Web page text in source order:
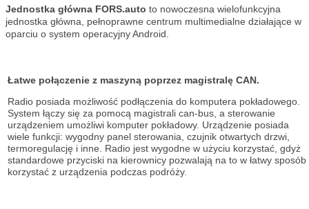
Jednostka główna FORS.auto to nowoczesna wielofunkcyjna
jednostka główna, pełnoprawne centrum multimedialne działające w
oparciu o system operacyjny Android.
Łatwe połączenie z maszyną poprzez magistralę CAN.
Radio posiada możliwość podłączenia do komputera pokładowego.
System łączy się za pomocą magistrali can-bus, a sterowanie
urządzeniem umożliwi komputer pokładowy. Urządzenie posiada
wiele funkcji: wygodny panel sterowania, czujnik otwartych drzwi,
termoregulację i inne. Radio jest wygodne w użyciu korzystać, gdyż
standardowe przyciski na kierownicy pozwalają na to w łatwy sposób
korzystać z urządzenia podczas podróży.